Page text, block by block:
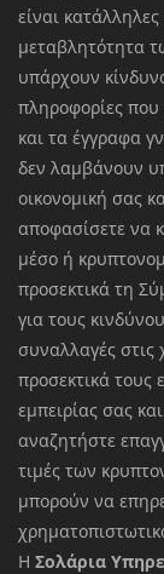
είναι
μεταβλητότητα
υπάρχουν
πληροφορίες
και τα έγγραφα
δεν λαμβάνουν
οικονομική σας
αποφασίσετε να
μέσο ή
προσεκτικά τη
για τους
συναλλαγές στις
προσεκτικά τους
εμπειρίας σας
αναζητήστε
τιμές των
μπορούν να
Η Σολάρια